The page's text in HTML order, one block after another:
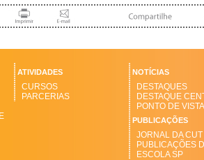
ATIVIDADES
CURSOS
PARCERIAS
NOTÍCIAS
DESTAQUES
DESTAQUE
PONTO DE VISTA
PUBLICAÇÕES
JORNAL DA CUT
PUBLICAÇÕES
ESCOLA SP